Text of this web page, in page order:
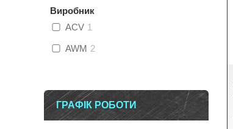
Виробник
ACV 1
AWM 2
ГРАФІК РОБОТИ